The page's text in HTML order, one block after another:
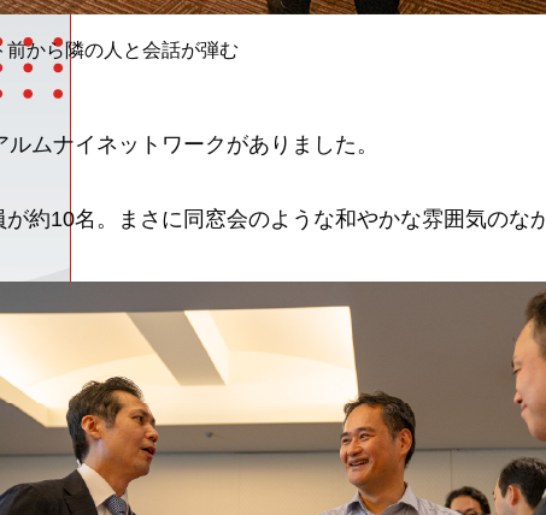
から隣の人と会話が弾む
ムナイネットワークがありました。
10名。まさに同窓会のような和やかな雰